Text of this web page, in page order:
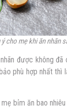
cho mẹ khi ăn nhãn
được không
phù hợp nhất thì
bỉm ăn bao